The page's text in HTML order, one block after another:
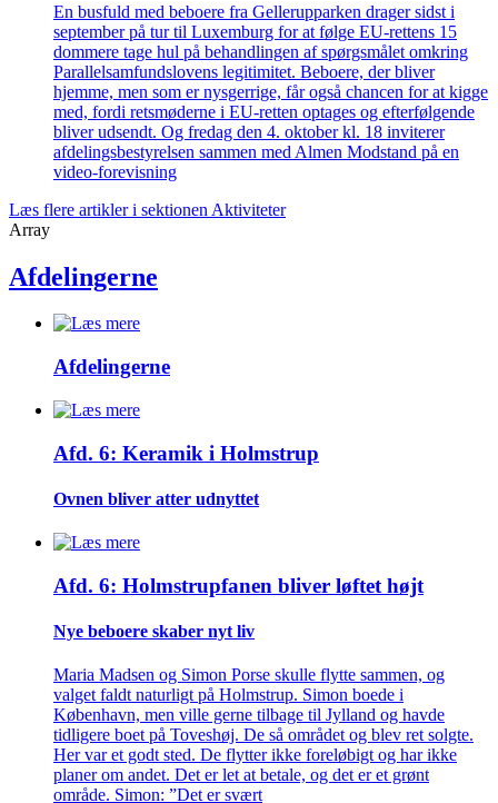
En busfuld med beboere fra Gellerupparken drager sidst i
september på tur til Luxemburg for at følge EU-rettens 15
dommere tage hul på behandlingen af spørgsmålet omkring
Parallelsamfundslovens legitimitet. Beboere, der bliver
hjemme, men som er nysgerrige, får også chancen for at kigge
med, fordi retsmøderne i EU-retten optages og efterfølgende
bliver udsendt. Og fredag den 4. oktober kl. 18 inviterer
afdelingsbestyrelsen sammen med Almen Modstand på en
video-forevisning
Læs flere artikler i sektionen Aktiviteter
Array
Afdelingerne
Afdelingerne
Afd. 6: Keramik i Holmstrup
Ovnen bliver atter udnyttet
Afd. 6: Holmstrupfanen bliver løftet højt
Nye beboere skaber nyt liv
Maria Madsen og Simon Porse skulle flytte sammen, og
valget faldt naturligt på Holmstrup. Simon boede i
København, men ville gerne tilbage til Jylland og havde
tidligere boet på Toveshøj. De så området og blev ret solgte.
Her var et godt sted. De flytter ikke foreløbigt og har ikke
planer om andet. Det er let at betale, og det er et grønt
område. Simon: ”Det er svært